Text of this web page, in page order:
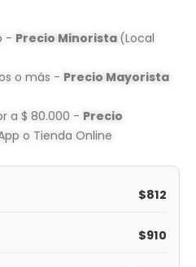
- Precio Minorista (Local
o más - Precio Mayorista
a $ 80.000 - Precio
o Tienda Online
$812
$910